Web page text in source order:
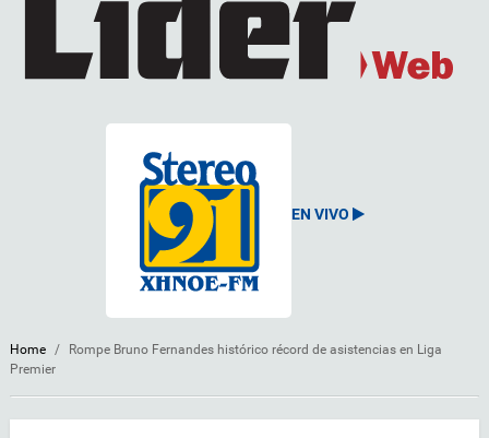
EN VIVO
Home /
Rompe Bruno Fernandes histórico récord de asistencias en Liga
Premier